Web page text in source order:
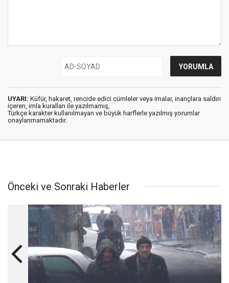
UYARI: Küfür, hakaret, rencide edici cümleler veya imalar, inançlara saldırı
içeren, imla kuralları ile yazılmamış,
Türkçe karakter kullanılmayan ve büyük harflerle yazılmış yorumlar
onaylanmamaktadır.
Önceki ve Sonraki Haberler